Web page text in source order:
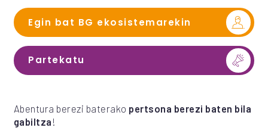
Egin bat BG ekosistemarekin
Partekatu
Abentura berezi baterako pertsona berezi baten bila
gabiltza !